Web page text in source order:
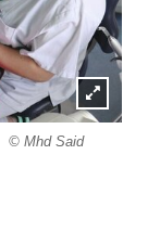
Lightbox
öffnen
© Mhd Said